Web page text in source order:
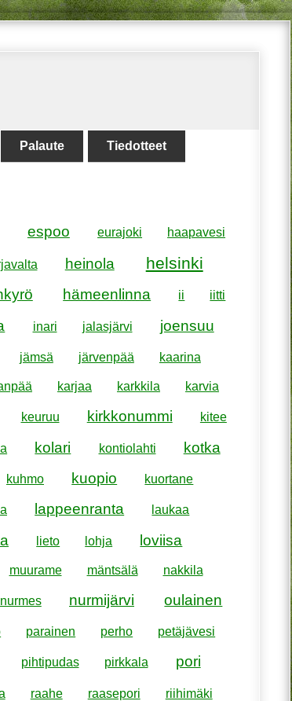
Palaute Tiedotteet
espoo eurajoki haapavesi
heinola helsinki
hämeenlinna ii iitti
inari jalasjärvi
joensuu
jämsä järvenpää kaarina
karjaa karkkila karvia
keuruu kirkkonummi kitee
kolari kontiolahti
kotka
kuhmo kuopio kuortane
lappeenranta laukaa
lieto lohja loviisa
muurame mäntsälä nakkila
nurmes nurmijärvi
oulainen
parainen perho petäjävesi
pihtipudas pirkkala
pori
raahe raasepori riihimäki